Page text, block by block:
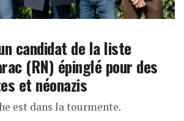
candidat de la liste
(RN) épinglé pour des
et néonazis
est dans la tourmente.